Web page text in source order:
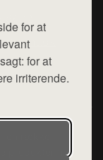
for at
for at
irriterende.
privatlivspolitik
en række
produkter fra